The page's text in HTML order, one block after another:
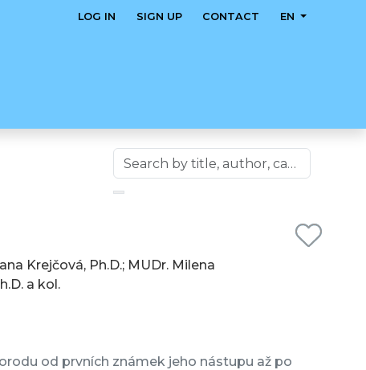
LOG IN SIGN UP CONTACT EN
Krejčová, Ph.D.; MUDr. Milena
a kol.
od prvních známek jeho nástupu až po